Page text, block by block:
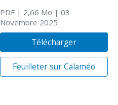
PDF| 2,66 Mo | 03
Novembre 2025
Télécharger
Feuilleter sur Calaméo